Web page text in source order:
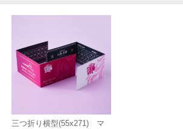
三つ折り横型(55x271) マ